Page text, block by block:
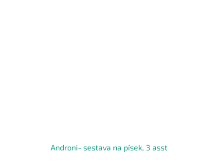
Androni- sestava na písek, 3 asst